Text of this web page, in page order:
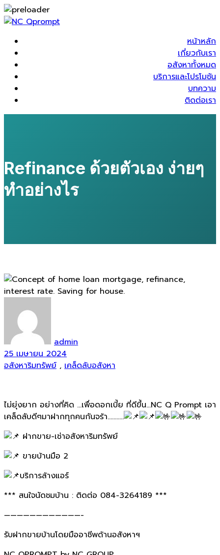
หน้าหลัก
เกี่ยวกับเรา
อสังหาทั้งหมด
บริการและโปรโมชัน
บทความ
ติดต่อเรา
Refinance ด้วยตัวเอง ง่ายๆ
ทำอย่างไร
admin
25 เมษายน 2024
อสังหาริมทรัพย์ , เคล็ดลับอสังหา
ไม่ยุ่งยาก อย่างที่คิด …เพื่อดอกเบี้ย ที่ดีขึ้น…NC Q Prompt เอา
เคล็ดลับดีๆมาฝากทุกคนกันจร้า………..
ฝากขาย-เช่าอสังหาริมทรัพย์
ขายบ้านมือ 2
บริการล้างแอร์
*** สนใจนัดชมบ้าน : ติดต่อ 084-3264189 ***
————————————-
รับฝากขายบ้านโดยมืออาชีพด้านอสังหาฯ